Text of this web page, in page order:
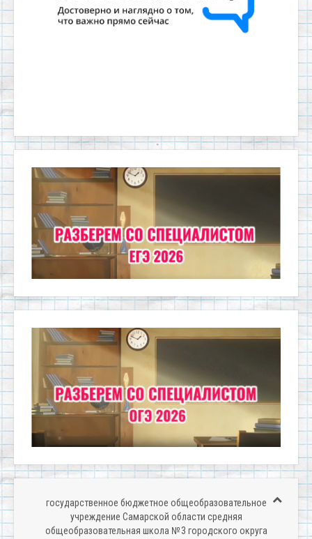
государственное бюджетное общеобразовательное
учреждение Самарской области средняя
общеобразовательная школа № 3 городского округа